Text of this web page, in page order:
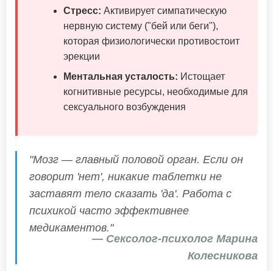
Стресс: Активирует симпатическую
нервную систему ("бей или беги"),
которая физиологически противостоит
эрекции
Ментальная усталость: Истощает
когнитивные ресурсы, необходимые для
сексуального возбуждения
"Мозг — главный половой орган. Если он
говорит 'нет', никакие таблетки не
заставят тело сказать 'да'. Работа с
психикой часто эффективнее
медикаментов."
— Сексолог-психолог Марина
Колесникова